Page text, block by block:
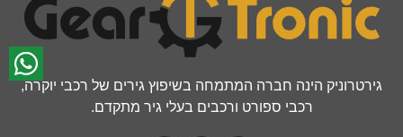
גירטרוניק הינה חברה המתמחה בשיפוץ גירים של רכבי יוקרה,
רכבי ספורט ורכבים בעלי גיר מתקדם.